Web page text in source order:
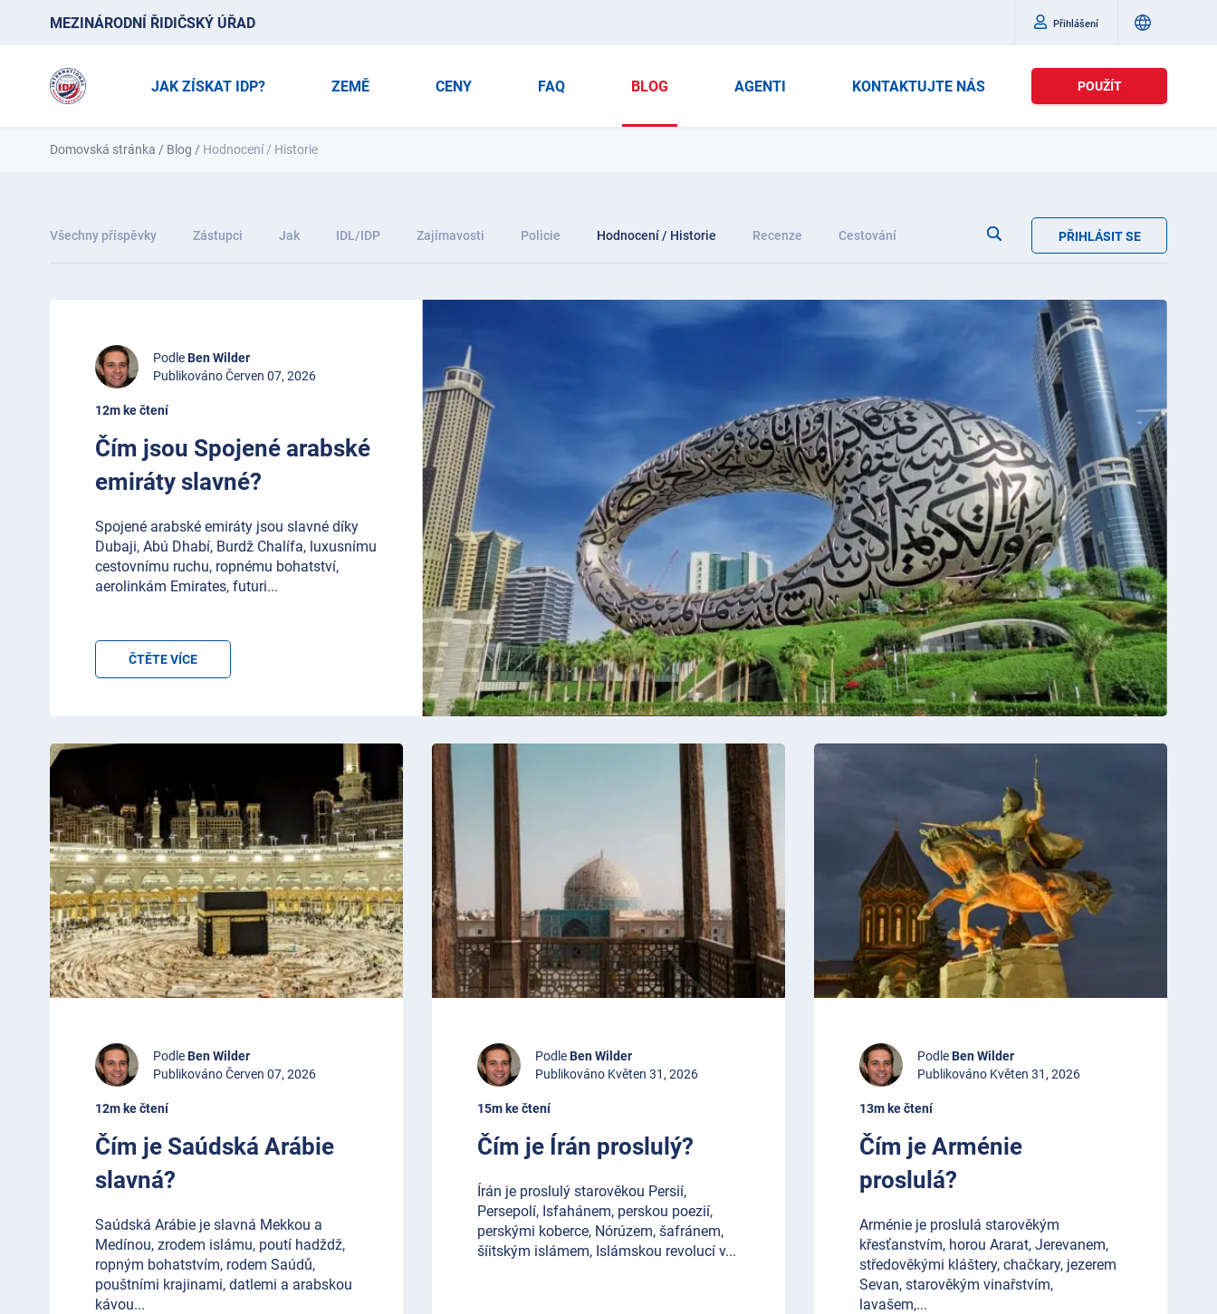
MEZINÁRODNÍ ŘIDIČSKÝ ÚŘAD Přihlášení
JAK ZÍSKAT IDP? ZEMĚ CENY FAQ BLOG AGENTI KONTAKTUJTE NÁS POUŽÍT
Domovská stránka / Blog / Hodnocení / Historie
Všechny příspěvky Zástupci Jak IDL/IDP Zajímavosti Policie Hodnocení / Historie Recenze Cestování PŘIHLÁSIT SE
PodleBen Wilder
Publikováno Červen 07, 2026
12m ke čtení
Čím jsou Spojené arabské
emiráty slavné?
Spojené arabské emiráty jsou slavné díky
Dubaji, Abú Dhabí, Burdž Chalífa, luxusnímu
cestovnímu ruchu, ropnému bohatství,
aerolinkám Emirates, futuri...
ČTĚTE VÍCE
PodleBen Wilder
Publikováno Červen 07, 2026
12m ke čtení
Čím je Saúdská Arábie
slavná?
Saúdská Arábie je slavná Mekkou a
Medínou, zrodem islámu, poutí hadždž,
ropným bohatstvím, rodem Saúdů,
pouštními krajinami, datlemi a arabskou
kávou...
PodleBen Wilder
Publikováno Květen 31, 2026
15m ke čtení
Čím je Írán proslulý?
Írán je proslulý starověkou Persií,
Persepolí, Isfahánem, perskou poezií,
perskými koberce, Nórúzem, šafránem,
šíitským islámem, Islámskou revolucí v...
Podle Ben Wilder
Publikováno Květen 31, 2026
13m ke čtení
Čím je Arménie
proslulá?
Arménie je proslulá starověkým
křesťanstvím, horou Ararat, Jerevanem,
středověkými kláštery, chačkary, jezerem
Sevan, starověkým vinařstvím,
lavašem,...